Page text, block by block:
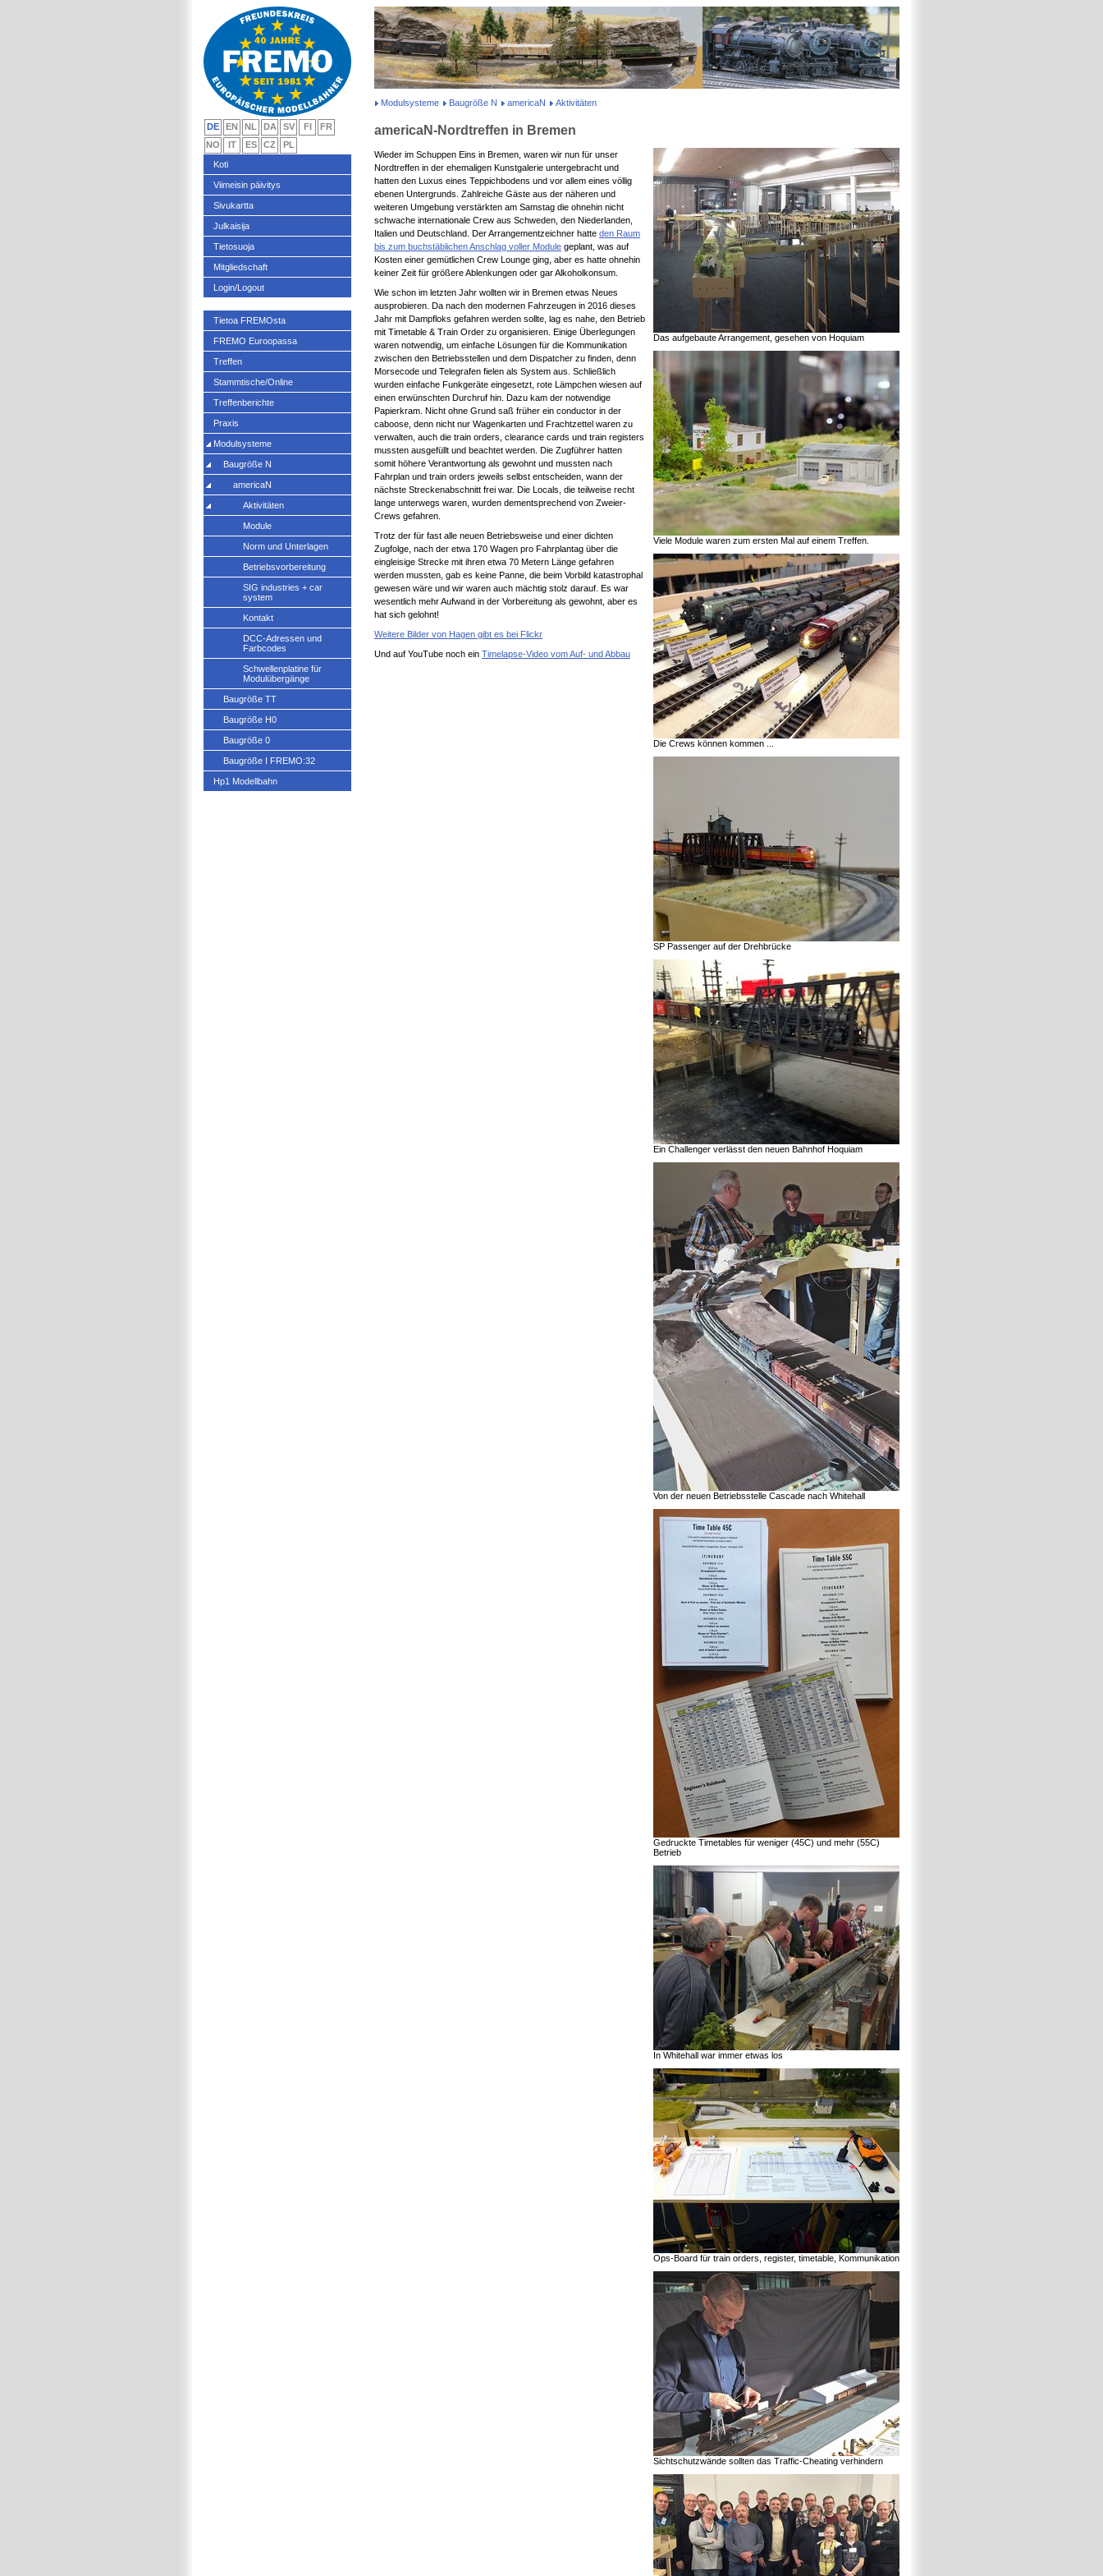
Modulsysteme Baugröße N americaN Aktivitäten
americaN-Nordtreffen in Bremen
Das aufgebaute Arrangement, gesehen von Hoquiam
Viele Module waren zum ersten Mal auf einem Treffen.
Die Crews können kommen ...
SP Passenger auf der Drehbrücke
Ein Challenger verlässt den neuen Bahnhof Hoquiam
Von der neuen Betriebsstelle Cascade nach Whitehall
Gedruckte Timetables für weniger (45C) und mehr (55C)
Betrieb
In Whitehall war immer etwas los
Ops-Board für train orders, register, timetable, Kommunikation
Sichtschutzwände sollten das Traffic-Cheating verhindern
Wieder im Schuppen Eins in Bremen, waren wir nun für unser
Nordtreffen in der ehemaligen Kunstgalerie untergebracht und
hatten den Luxus eines Teppichbodens und vor allem eines völlig
ebenen Untergrunds. Zahlreiche Gäste aus der näheren und
weiteren Umgebung verstärkten am Samstag die ohnehin nicht
schwache internationale Crew aus Schweden, den Niederlanden,
Italien und Deutschland. Der Arrangementzeichner hatte den Raum
bis zum buchstäblichen Anschlag voller Module geplant, was auf
Kosten einer gemütlichen Crew Lounge ging, aber es hatte ohnehin
keiner Zeit für größere Ablenkungen oder gar Alkoholkonsum.
Wie schon im letzten Jahr wollten wir in Bremen etwas Neues
ausprobieren. Da nach den modernen Fahrzeugen in 2016 dieses
Jahr mit Dampfloks gefahren werden sollte, lag es nahe, den Betrieb
mit Timetable & Train Order zu organisieren. Einige Überlegungen
waren notwendig, um einfache Lösungen für die Kommunikation
zwischen den Betriebsstellen und dem Dispatcher zu finden, denn
Morsecode und Telegrafen fielen als System aus. Schließlich
wurden einfache Funkgeräte eingesetzt, rote Lämpchen wiesen auf
einen erwünschten Durchruf hin. Dazu kam der notwendige
Papierkram. Nicht ohne Grund saß früher ein conductor in der
caboose, denn nicht nur Wagenkarten und Frachtzettel waren zu
verwalten, auch die train orders, clearance cards und train registers
mussten ausgefüllt und beachtet werden. Die Zugführer hatten
somit höhere Verantwortung als gewohnt und mussten nach
Fahrplan und train orders jeweils selbst entscheiden, wann der
nächste Streckenabschnitt frei war. Die Locals, die teilweise recht
lange unterwegs waren, wurden dementsprechend von Zweier-
Crews gefahren.
Trotz der für fast alle neuen Betriebsweise und einer dichten
Zugfolge, nach der etwa 170 Wagen pro Fahrplantag über die
eingleisige Strecke mit ihren etwa 70 Metern Länge gefahren
werden mussten, gab es keine Panne, die beim Vorbild katastrophal
gewesen wäre und wir waren auch mächtig stolz darauf. Es war
wesentlich mehr Aufwand in der Vorbereitung als gewohnt, aber es
hat sich gelohnt!
Weitere Bilder von Hagen gibt es bei Flickr
Und auf YouTube noch ein Timelapse-Video vom Auf- und Abbau
DE EN NL DA SV FI
FR
NO
IT ES CZ
PL
Koti
Viimeisin päivitys
Sivukartta
Julkaisija
Tietosuoja
Mitgliedschaft
Login/Logout
Tietoa FREMOsta
FREMO Euroopassa
Treffen
Stammtische/Online
Treffenberichte
Praxis
Modulsysteme
Baugröße N
americaN
Aktivitäten
Module
Norm und Unterlagen
Betriebsvorbereitung
SIG industries + car
system
Kontakt
DCC-Adressen und
Farbcodes
Schwellenplatine für
Modulübergänge
Baugröße TT
Baugröße H0
Baugröße 0
Baugröße I FREMO:32
Hp1 Modellbahn